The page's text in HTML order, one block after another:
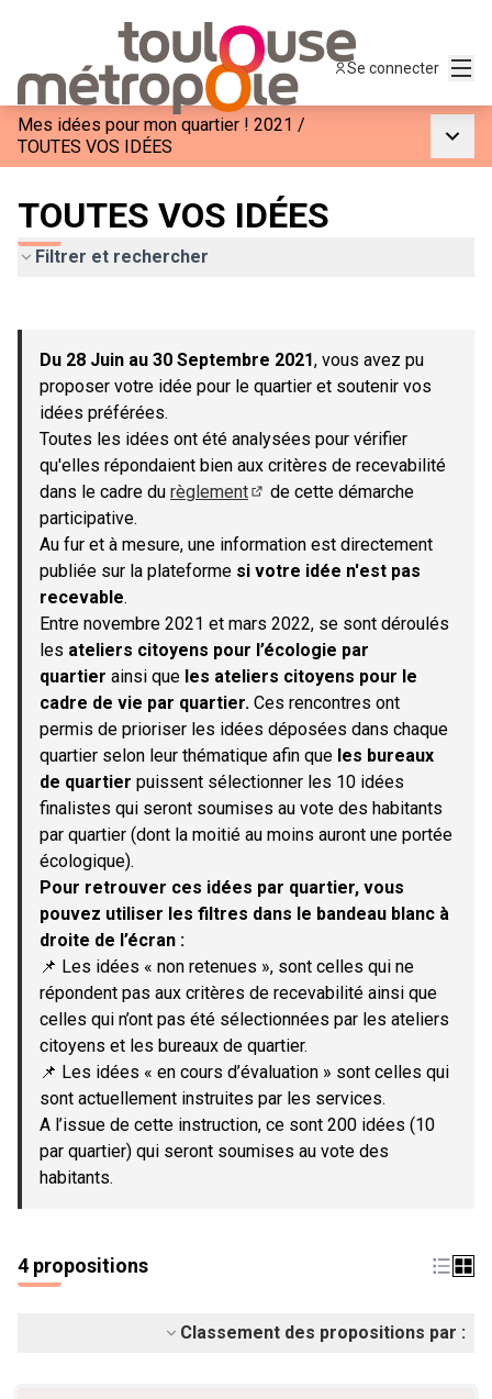
Se connecter
Mes idées pour mon quartier ! 2021 /
TOUTES VOS IDÉES
TOUTES VOS IDÉES
Filtrer et rechercher
−
Du 28 Juin au 30 Septembre 2021, vous avez pu
proposer votre idée pour le quartier et soutenir vos
idées préférées.
Toutes les idées ont été analysées pour vérifier
qu'elles répondaient bien aux critères de recevabilité
dans le cadre du règlement
de cette démarche
participative.
Au fur et à mesure, une information est directement
publiée sur la plateforme si votre idée n'est pas
recevable.
Entre novembre 2021 et mars 2022, se sont déroulés
les ateliers citoyens pour l’écologie par
quartier ainsi que les ateliers citoyens pour le
cadre de vie par quartier. Ces rencontres ont
permis de prioriser les idées déposées dans chaque
quartier selon leur thématique afin que les bureaux
de quartier puissent sélectionner les 10 idées
finalistes qui seront soumises au vote des habitants
par quartier (dont la moitié au moins auront une portée
écologique).
Pour retrouver ces idées par quartier, vous
pouvez utiliser les filtres dans le bandeau blanc à
droite de l’écran :
📌 Les idées « non retenues », sont celles qui ne
répondent pas aux critères de recevabilité ainsi que
celles qui n’ont pas été sélectionnées par les ateliers
citoyens et les bureaux de quartier.
📌 Les idées « en cours d’évaluation » sont celles qui
sont actuellement instruites par les services.
A l’issue de cette instruction, ce sont 200 idées (10
par quartier) qui seront soumises au vote des
habitants.
4 propositions
Classement des propositions par :